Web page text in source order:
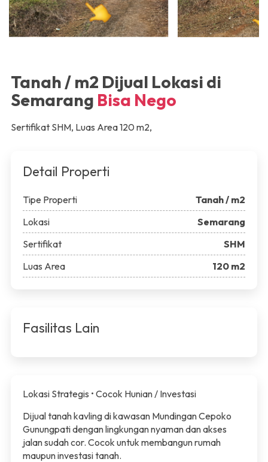
Tanah / m2 Dijual Lokasi di
Semarang Bisa Nego
Sertifikat SHM, Luas Area120 m2,
Detail Properti
Tipe Properti
Tanah / m2
Lokasi
Semarang
Sertifikat
SHM
Luas Area
120 m2
Fasilitas Lain
Lokasi Strategis • Cocok Hunian / Investasi
Dijual tanah kavling di kawasan Mundingan Cepoko
Gunungpati dengan lingkungan nyaman dan akses
jalan sudah cor. Cocok untuk membangun rumah
maupun investasi tanah.